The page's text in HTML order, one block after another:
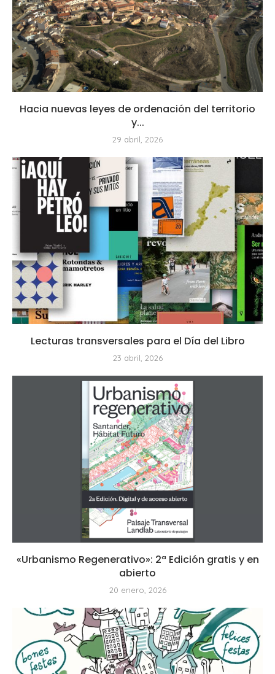
Hacia nuevas leyes de ordenación del territorio
y...
29 abril, 2026
Lecturas transversales para el Día del Libro
23 abril, 2026
«Urbanismo Regenerativo»: 2ª Edición gratis y en
abierto
20 enero, 2026